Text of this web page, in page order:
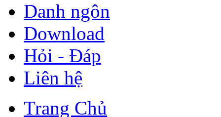
Danh ngôn
Download
Hỏi - Đáp
Liên hệ
Trang Chủ